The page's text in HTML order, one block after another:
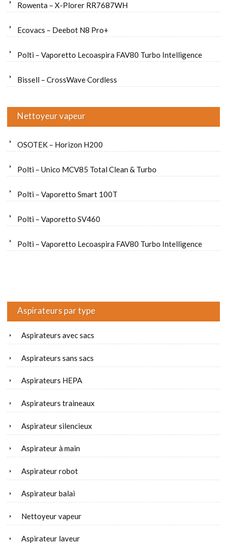
Rowenta – X-Plorer RR7687WH
Ecovacs – Deebot N8 Pro+
Polti – Vaporetto Lecoaspira FAV80 Turbo Intelligence
Bissell – CrossWave Cordless
Nettoyeur vapeur
OSOTEK – Horizon H200
Polti – Unico MCV85 Total Clean & Turbo
Polti – Vaporetto Smart 100T
Polti – Vaporetto SV460
Polti – Vaporetto Lecoaspira FAV80 Turbo Intelligence
Aspirateurs par type
Aspirateurs avec sacs
Aspirateurs sans sacs
Aspirateurs HEPA
Aspirateurs traineaux
Aspirateur silencieux
Aspirateur à main
Aspirateur robot
Aspirateur balai
Nettoyeur vapeur
Aspirateur laveur